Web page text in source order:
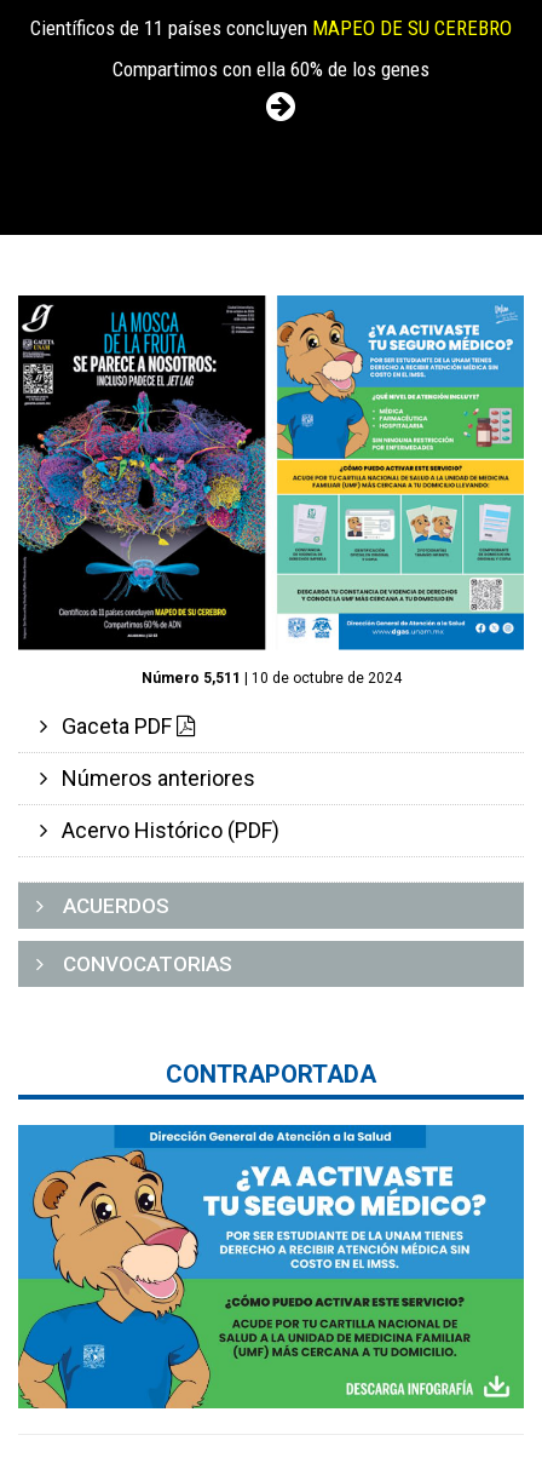
Científicos de 11 países concluyen MAPEO DE SU CEREBRO
Compartimos con ella 60% de los genes
Número 5,511 | 10 de octubre de 2024
Gaceta PDF
Números anteriores
Acervo Histórico (PDF)
ACUERDOS
CONVOCATORIAS
CONTRAPORTADA